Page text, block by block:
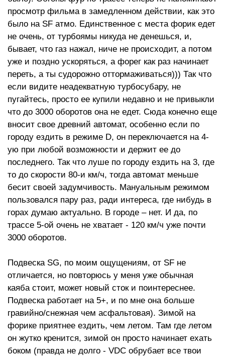
просмотр фильма в замедленном действии, как это
было на SF атмо. Единственное с места форик едет
не очень, от турбоямы никуда не денешься, и,
бывает, что газ нажал, ниче не происходит, а потом
уже и поздно ускоряться, а форег как раз начинает
переть, а ты судорожно оттормаживаться))) Так что
если видите неадекватную турбосубару, не
пугайтесь, просто ее купили недавно и не привыкли
что до 3000 оборотов она не едет. Сюда конечно еще
вносит свое древний автомат, особенно если по
городу ездить в режиме D, он переключается на 4-
ую при любой возможности и держит ее до
последнего. Так что луше по городу ездить на 3, где
то до скорости 80-и км/ч, тогда автомат меньше
бесит своей задумчивость. Мануальным режимом
пользовался пару раз, ради интереса, где нибудь в
горах думаю актуально. В городе – нет. И да, по
трассе 5-ой очень не хватает - 120 км/ч уже почти
3000 оборотов.
Подвеска SG, по моим ощущениям, от SF не
отличается, но повторюсь у меня уже обычная
каяба стоит, может новый сток и поинтереснее.
Подвеска работает на 5+, и по мне она больше
гравийно/снежная чем асфальтовая). Зимой на
форике приятнее ездить, чем летом. Там где летом
он жутко кренится, зимой он просто начинает ехать
боком (правда не долго - VDC обрубает все твои